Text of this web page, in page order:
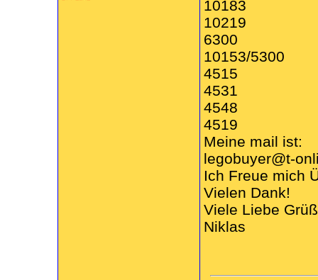
10183
10219
6300
10153/5300
4515
4531
4548
4519
Meine mail ist:
legobuyer@t-
Ich Freue mich
Vielen Dank!
Viele Liebe
Niklas